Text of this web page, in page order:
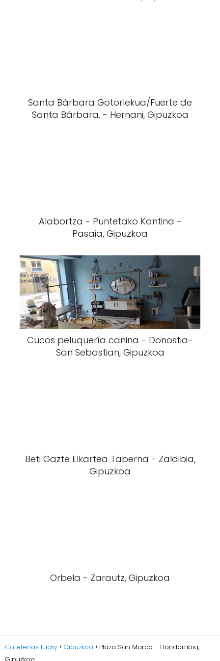
Santa Bárbara Gotorlekua/Fuerte de
Santa Bárbara. - Hernani, Gipuzkoa
Alabortza - Puntetako Kantina -
Pasaia, Gipuzkoa
Cucos peluquería canina - Donostia-
San Sebastian, Gipuzkoa
Beti Gazte Elkartea Taberna - Zaldibia,
Gipuzkoa
Orbela - Zarautz, Gipuzkoa
Cafeterías Lucky Gipuzkoa
Plaza San Marco - Hondarribia,